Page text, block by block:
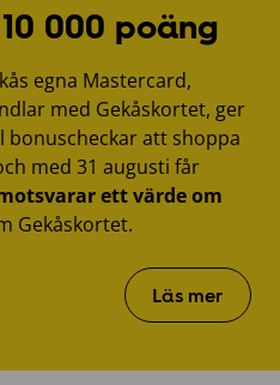
000 poäng
egna Mastercard,
med Gekåskortet, ger
bonuscheckar att shoppa
med 31 augusti får
ett värde om
Gekåskortet.
Läs mer